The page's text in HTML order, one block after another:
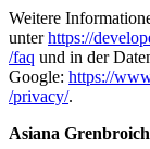
Weitere
unterhttps://
/faq und in der
Google: https://
/privacy/.
Asiana Grenbroich